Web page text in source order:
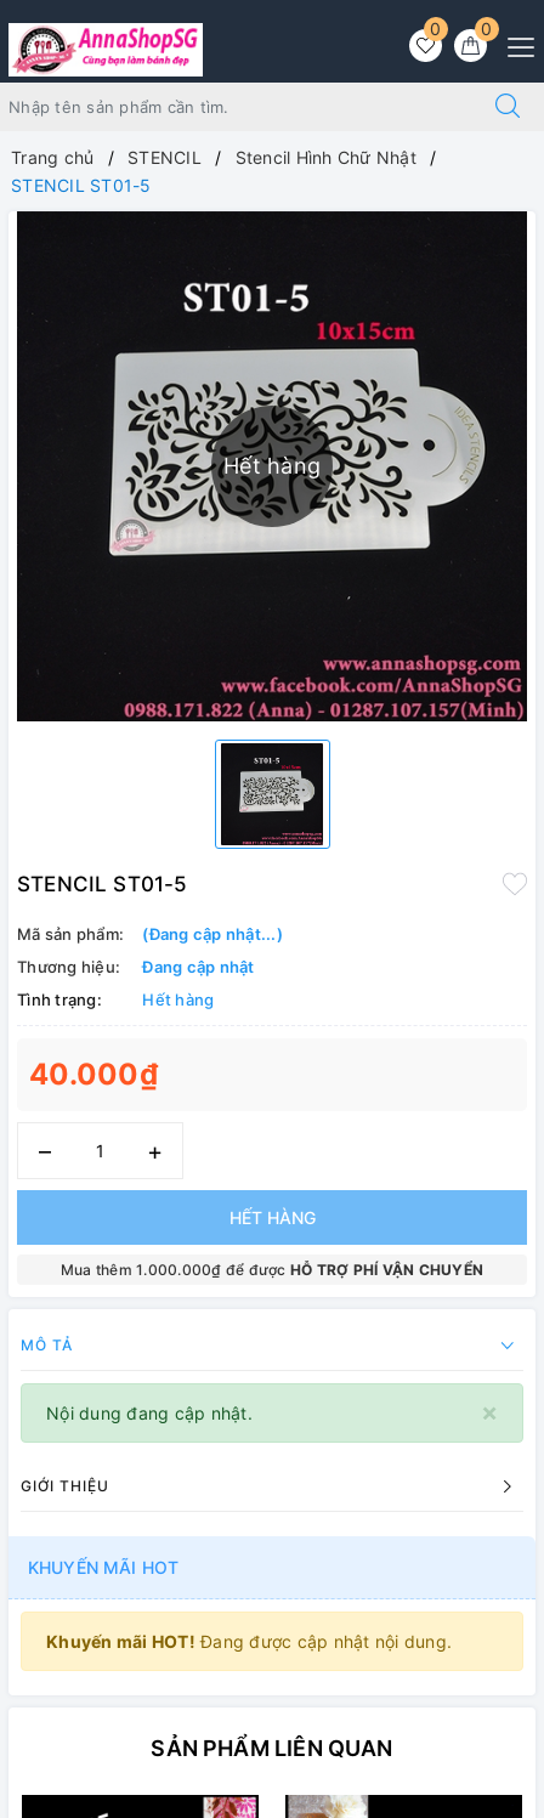
0
0
Trang chủ STENCIL
Stencil Hình Chữ Nhật
STENCIL ST01-5
Hết hàng
STENCIL ST01-5
Mã sản phẩm:
(Đang cập nhật...)
Thương hiệu:
Đang cập nhật
Tình trạng:
Hết hàng
40.000₫
– +
HẾT HÀNG
Mua thêm 1.000.000₫ để được HỖ TRỢ PHÍ VẬN CHUYỂN
MÔ TẢ
×
Nội dung đang cập nhật.
GIỚI THIỆU
KHUYẾN MÃI HOT
Khuyến mãi HOT! Đang được cập nhật nội dung.
SẢN PHẨM LIÊN QUAN